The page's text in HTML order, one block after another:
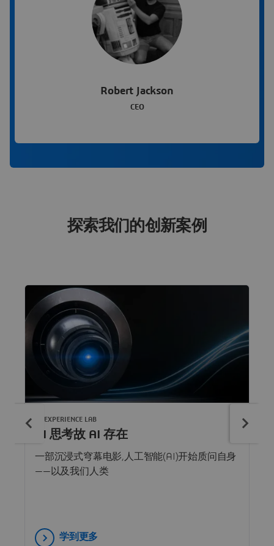
Robert Jackson
CEO
探索我们的创新案例
AI 思考故 AI 存在
一部沉浸式穹幕电影,人工智能(AI)开始质问自身
——以及我们人类
3DEXPERIENCE LAB
学到更多